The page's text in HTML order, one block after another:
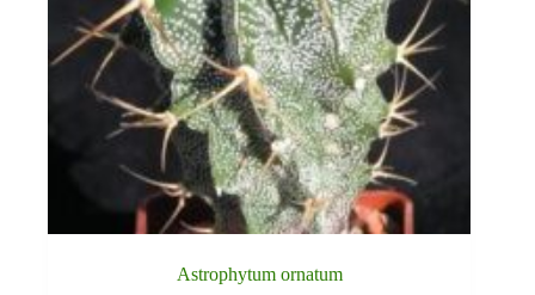
Astrophytum ornatum